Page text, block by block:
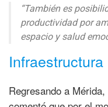
“También es
productividad por
espacio y salud
Infraestructura
Regresando a